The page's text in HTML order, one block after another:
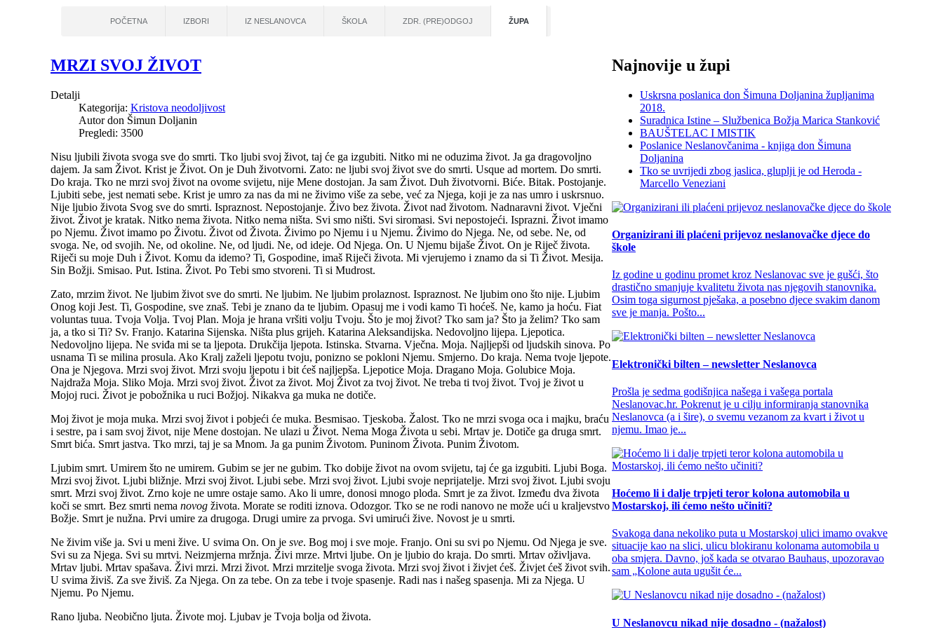
POČETNA IZBORI IZ NESLANOVCA ŠKOLA ZDR. (PRE)ODGOJ ŽUPA
MRZI SVOJ ŽIVOT
Detalji
Kategorija: Kristova neodoljivost
Autordon Šimun Doljanin
Pregledi: 3500
Nisu ljubili života svoga sve do smrti. Tko ljubi svoj život, taj će ga izgubiti. Nitko mi ne oduzima život. Ja ga dragovoljno
dajem. Ja sam Život. Krist je Život. On je Duh životvorni. Zato: ne ljubi svoj život sve do smrti. Usque ad mortem. Do smrti.
Do kraja. Tko ne mrzi svoj život na ovome svijetu, nije Mene dostojan. Ja sam Život. Duh životvorni. Biće. Bitak. Postojanje.
Ljubiti sebe, jest nemati sebe. Krist je umro za nas da mi ne živimo više za sebe, već za Njega, koji je za nas umro i uskrsnuo.
Nije ljubio života Svog sve do smrti. Ispraznost. Nepostojanje. Živo bez života. Život nad životom. Nadnaravni život. Vječni
život. Život je kratak. Nitko nema života. Nitko nema ništa. Svi smo ništi. Svi siromasi. Svi nepostojeći. Isprazni. Život imamo
po Njemu. Život imamo po Životu. Život od Života. Živimo po Njemu i u Njemu. Živimo do Njega. Ne, od sebe. Ne, od
svoga. Ne, od svojih. Ne, od okoline. Ne, od ljudi. Ne, od ideje. Od Njega. On. U Njemu bijaše Život. On je Riječ života.
Riječi su moje Duh i Život. Komu da idemo? Ti, Gospodine, imaš Riječi života. Mi vjerujemo i znamo da si Ti Život. Mesija.
Sin Božji. Smisao. Put. Istina. Život. Po Tebi smo stvoreni. Ti si Mudrost.
Zato, mrzim život. Ne ljubim život sve do smrti. Ne ljubim. Ne ljubim prolaznost. Ispraznost. Ne ljubim ono što nije. Ljubim
Onog koji Jest. Ti, Gospodine, sve znaš. Tebi je znano da te ljubim. Opasuj me i vodi kamo Ti hoćeš. Ne, kamo ja hoću. Fiat
voluntas tuua. Tvoja Volja. Tvoj Plan. Moja je hrana vršiti volju Tvoju. Što je moj život? Tko sam ja? Što ja želim? Tko sam
ja, a tko si Ti? Sv. Franjo. Katarina Sijenska. Ništa plus grijeh. Katarina Aleksandijska. Nedovoljno lijepa. Ljepotica.
Nedovoljno lijepa. Ne sviđa mi se ta ljepota. Drukčija ljepota. Istinska. Stvarna. Vječna. Moja. Najljepši od ljudskih sinova. Po
usnama Ti se milina prosula. Ako Kralj zaželi ljepotu tvoju, ponizno se pokloni Njemu. Smjerno. Do kraja. Nema tvoje ljepote.
Ona je Njegova. Mrzi svoj život. Mrzi svoju ljepotu i bit ćeš najljepša. Ljepotice Moja. Dragano Moja. Golubice Moja.
Najdraža Moja. Sliko Moja. Mrzi svoj život. Život za život. Moj Život za tvoj život. Ne treba ti tvoj život. Tvoj je život u
Mojoj ruci. Život je pobožnika u ruci Božjoj. Nikakva ga muka ne dotiče.
Moj život je moja muka. Mrzi svoj život i pobjeći će muka. Besmisao. Tjeskoba. Žalost. Tko ne mrzi svoga oca i majku, braću
i sestre, pa i sam svoj život, nije Mene dostojan. Ne ulazi u Život. Nema Moga Života u sebi. Mrtav je. Dotiče ga druga smrt.
Smrt bića. Smrt jastva. Tko mrzi, taj je sa Mnom. Ja ga punim Životom. Puninom Života. Punim Životom.
Ljubim smrt. Umirem što ne umirem. Gubim se jer ne gubim. Tko dobije život na ovom svijetu, taj će ga izgubiti. Ljubi Boga.
Mrzi svoj život. Ljubi bližnje. Mrzi svoj život. Ljubi sebe. Mrzi svoj život. Ljubi svoje neprijatelje. Mrzi svoj život. Ljubi svoju
smrt. Mrzi svoj život. Zrno koje ne umre ostaje samo. Ako li umre, donosi mnogo ploda. Smrt je za život. Između dva života
koči se smrt. Bez smrti nema novog života. Morate se roditi iznova. Odozgor. Tko se ne rodi nanovo ne može ući u kraljevstvo
Božje. Smrt je nužna. Prvi umire za drugoga. Drugi umire za prvoga. Svi umirući žive. Novost je u smrti.
Ne živim više ja. Svi u meni žive. U svima On. On je sve. Bog moj i sve moje. Franjo. Oni su svi po Njemu. Od Njega je sve.
Svi su za Njega. Svi su mrtvi. Neizmjerna mržnja. Živi mrze. Mrtvi ljube. On je ljubio do kraja. Do smrti. Mrtav oživljava.
Mrtav ljubi. Mrtav spašava. Živi mrzi. Mrzi život. Mrzi mrzitelje svoga života. Mrzi svoj život i živjet ćeš. Živjet ćeš život svih.
U svima živiš. Za sve živiš. Za Njega. On za tebe. On za tebe i tvoje spasenje. Radi nas i našeg spasenja. Mi za Njega. U
Njemu. Po Njemu.
Rano ljuba. Neobično ljuta. Živote moj. Ljubav je Tvoja bolja od života.
Najnovije u župi
Uskrsna poslanica don Šimuna Doljanina župljanima
2018.
Suradnica Istine – Službenica Božja Marica Stanković
BAUŠTELAC I MISTIK
Poslanice Neslanovčanima - knjiga don Šimuna
Doljanina
Tko se uvrijedi zbog jaslica, gluplji je od Heroda -
Marcello Veneziani
Organizirani ili plaćeni prijevoz neslanovačke djece do
škole
Iz godine u godinu promet kroz Neslanovac sve je gušći, što
drastično smanjuje kvalitetu života nas njegovih stanovnika.
Osim toga sigurnost pješaka, a posebno djece svakim danom
sve je manja. Pošto...
Elektronički bilten – newsletter Neslanovca
Prošla je sedma godišnjica našega i vašega portala
Neslanovac.hr. Pokrenut je u cilju informiranja stanovnika
Neslanovca (a i šire), o svemu vezanom za kvart i život u
njemu. Imao je...
Hoćemo li i dalje trpjeti teror kolona automobila u
Mostarskoj, ili ćemo nešto učiniti?
Svakoga dana nekoliko puta u Mostarskoj ulici imamo ovakve
situacije kao na slici, ulicu blokiranu kolonama automobila u
oba smjera. Davno, još kada se otvarao Bauhaus, upozoravao
sam „Kolone auta ugušit će...
U Neslanovcu nikad nije dosadno - (nažalost)